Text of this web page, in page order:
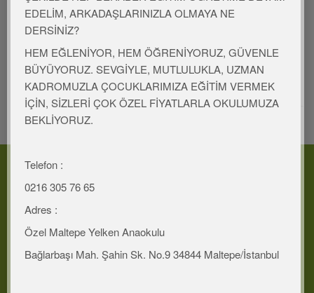
25 Ağustos 2016 Genel
İLETIŞIM
Adres
Bağlarbaşı Mah. Şahinsk. No.9 34844 Maltepe/Istanbul
Telefon
0532 708 89 73
EDELİM, ARKADAŞLARINIZLA OLMAYA NE
DERSİNİZ?
HEM EĞLENİYOR, HEM ÖĞRENİYORUZ, GÜVENLE
BÜYÜYORUZ. SEVGİYLE, MUTLULUKLA, UZMAN
KADROMUZLA ÇOCUKLARIMIZA EĞİTİM VERMEK
İÇİN, SİZLERİ ÇOK ÖZEL FİYATLARLA OKULUMUZA
BEKLİYORUZ.
Telefon :
0216 305 76 65
Adres :
Özel Maltepe Yelken Anaokulu
Bağlarbaşı Mah. Şahin Sk. No.9 34844 Maltepe/İstanbul